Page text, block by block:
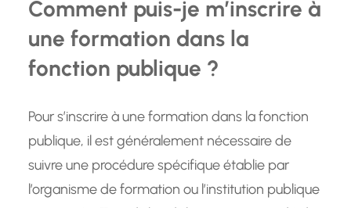
Comment puis-je m’inscrire à
une formation dans la
fonction publique ?
Pour s’inscrire à une formation dans la fonction
publique, il est généralement nécessaire de
suivre une procédure spécifique établie par
l’organisme de formation ou l’institution publique